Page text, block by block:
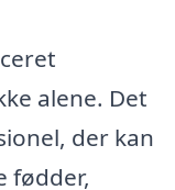
alene. Det
der kan
fødder,